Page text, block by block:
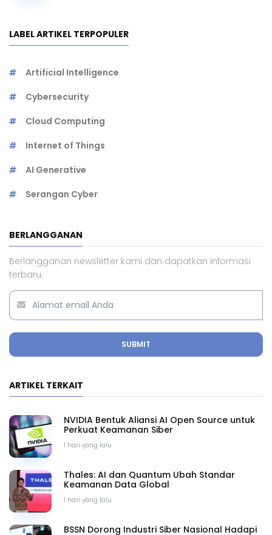
LABEL ARTIKEL TERPOPULER
Artificial Intelligence
Cybersecurity
Cloud Computing
Internet of Things
AI Generative
Serangan Cyber
BERLANGGANAN
Berlangganan newsletter kami dan dapatkan informasi
terbaru.
SUBMIT
ARTIKEL TERKAIT
1 hari yang lalu
NVIDIA Bentuk Aliansi AI Open Source untuk
Perkuat Keamanan Siber
1 hari yang lalu
Thales: AI dan Quantum Ubah Standar
Keamanan Data Global
BSSN Dorong Industri Siber Nasional Hadapi